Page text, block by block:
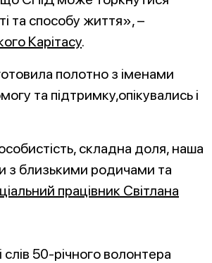
та способу життя», –
Карітасу.
полотно з іменами
та підтримку,опікувались і
складна доля, наша
з близькими родичами та
працівник Світлана
слів 50-річного волонтера